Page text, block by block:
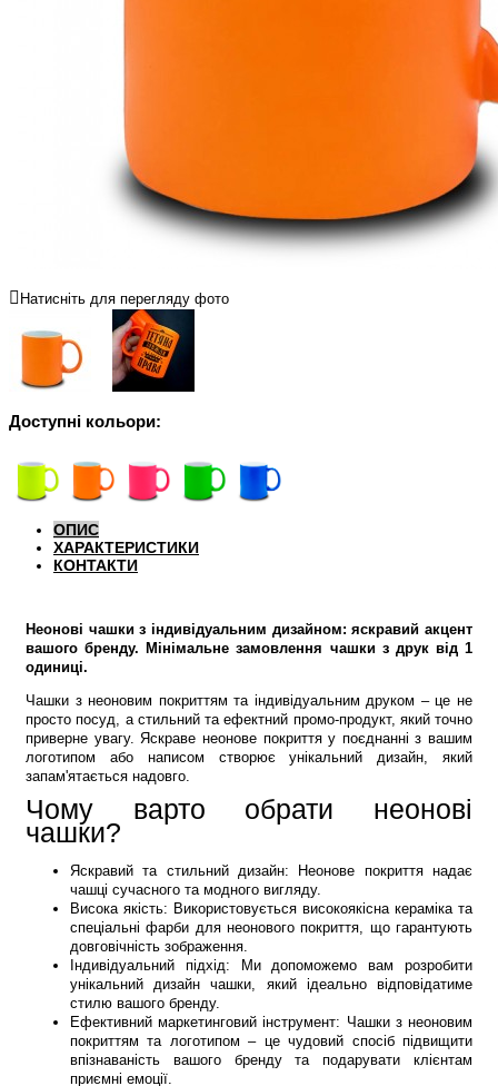
Натисніть для перегляду фото
Доступні кольори:
ОПИС
ХАРАКТЕРИСТИКИ
КОНТАКТИ
Неонові чашки з індивідуальним дизайном: яскравий акцент
вашого бренду. Мінімальне замовлення чашки з друк від 1
одиниці.
Чашки з неоновим покриттям та індивідуальним друком – це не
просто посуд, а стильний та ефектний промо-продукт, який точно
приверне увагу. Яскраве неонове покриття у поєднанні з вашим
логотипом або написом створює унікальний дизайн, який
запам'ятається надовго.
Чому варто обрати неонові
чашки?
Яскравий та стильний дизайн: Неонове покриття надає
чашці сучасного та модного вигляду.
Висока якість: Використовується високоякісна кераміка та
спеціальні фарби для неонового покриття, що гарантують
довговічність зображення.
Індивідуальний підхід: Ми допоможемо вам розробити
унікальний дизайн чашки, який ідеально відповідатиме
стилю вашого бренду.
Ефективний маркетинговий інструмент: Чашки з неоновим
покриттям та логотипом – це чудовий спосіб підвищити
впізнаваність вашого бренду та подарувати клієнтам
приємні емоції.